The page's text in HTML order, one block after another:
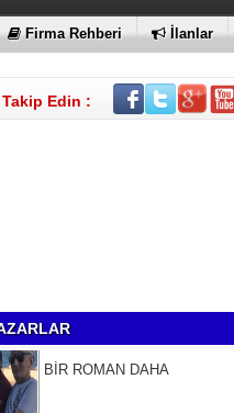
Firma Rehberi İlanlar
Edin :
EMİR EMİRHANOĞLU